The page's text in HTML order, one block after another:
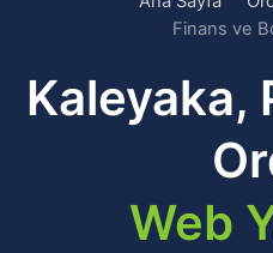
Finans ve
Kaleyaka,
Web